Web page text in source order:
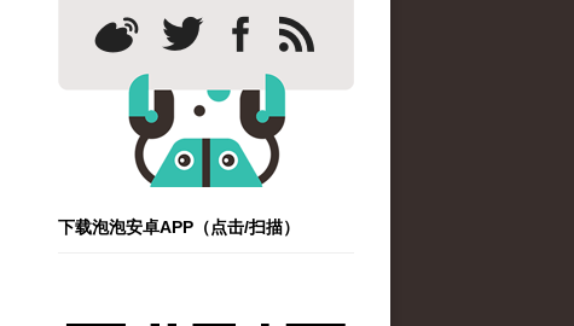
下载泡泡安卓APP（点击/扫描）